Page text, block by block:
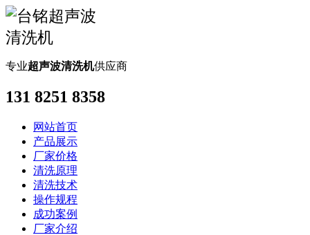
专业超声波清洗机供应商
131 8251 8358
网站首页
产品展示
厂家价格
清洗原理
清洗技术
操作规程
成功案例
厂家介绍